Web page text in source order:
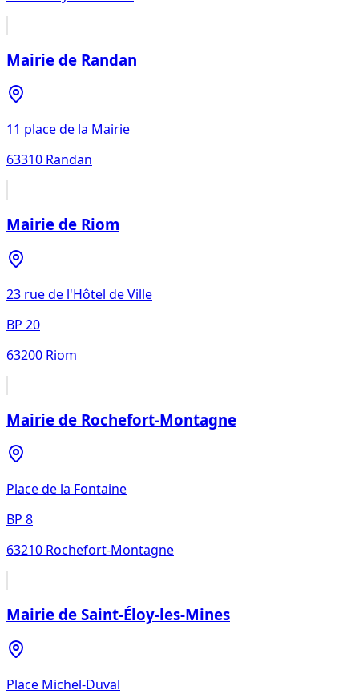
Mairie de Randan
11 place de la Mairie
63310 Randan
Mairie de Riom
23 rue de l'Hôtel de Ville
BP 20
63200 Riom
Mairie de Rochefort-Montagne
Place de la Fontaine
BP 8
63210 Rochefort-Montagne
Mairie de Saint-Éloy-les-Mines
Place Michel-Duval